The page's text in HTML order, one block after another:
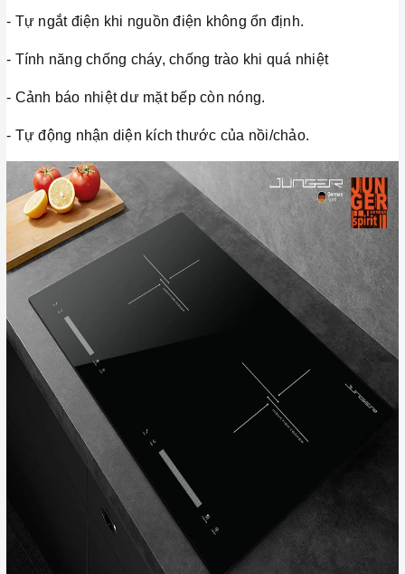
- Tự ngắt điện khi nguồn điện không ổn định.
- Tính năng chống cháy, chống trào khi quá nhiệt
- Cảnh báo nhiệt dư mặt bếp còn nóng.
- Tự động nhận diện kích thước của nồi/chảo.